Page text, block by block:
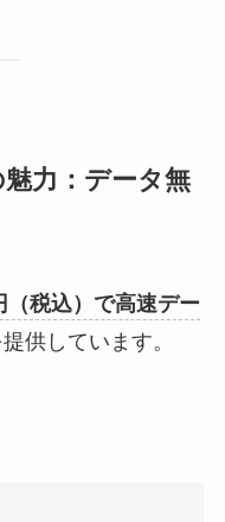
力：データ無
（税込）で高速デー
供しています。